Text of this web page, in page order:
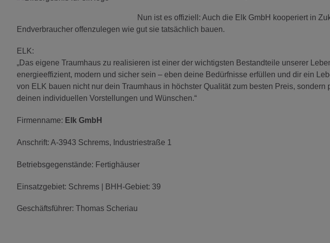
Nun ist es offiziell: Auch die Elk GmbH kooperiert in
Endverbraucher offenzulegen wie gut sie tatsächlich bauen.
ELK:
„Das eigene Traumhaus zu realisieren ist einer der wichtigsten Bestandteile unserer
energieeffizient, modern und sicher sein – eben deine Bedürfnisse erfüllen und dir ein
von ELK bauen nicht nur dein Traumhaus in höchster Qualität zum besten Preis,
deinen individuellen Vorstellungen und Wünschen.“
Firmenname: Elk GmbH
Anschrift: A-3943 Schrems, Industriestraße 1
Betriebsgegenstände: Fertighäuser
Einsatzgebiet: Schrems | BHH-Gebiet: 39
Geschäftsführer: Thomas Scheriau